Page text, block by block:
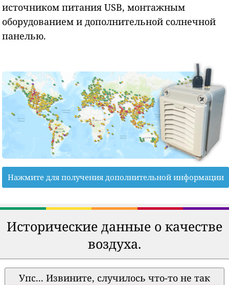
источником питания USB, монтажным
оборудованием и дополнительной солнечной
панелью.
Нажмите для получения дополнительной информации
Исторические данные о качестве
воздуха.
Упс... Извините, случилось что-то не так